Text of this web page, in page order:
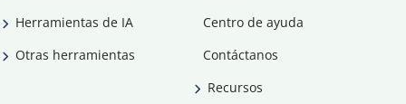
Herramientas de IA
Otras herramientas
Centro de ayuda
Contáctanos
Recursos